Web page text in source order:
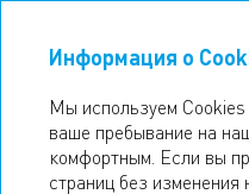
ГОДОВОЙ ОТЧЕТ 2018
ЗАЯВЛЕНИЕ
Информация о
Мы используем Cookies
ваше пребывание на
комфортным. Если вы
страниц без изменения